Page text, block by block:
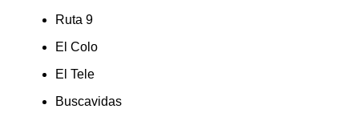
Ruta 9
El Colo
El Tele
Buscavidas